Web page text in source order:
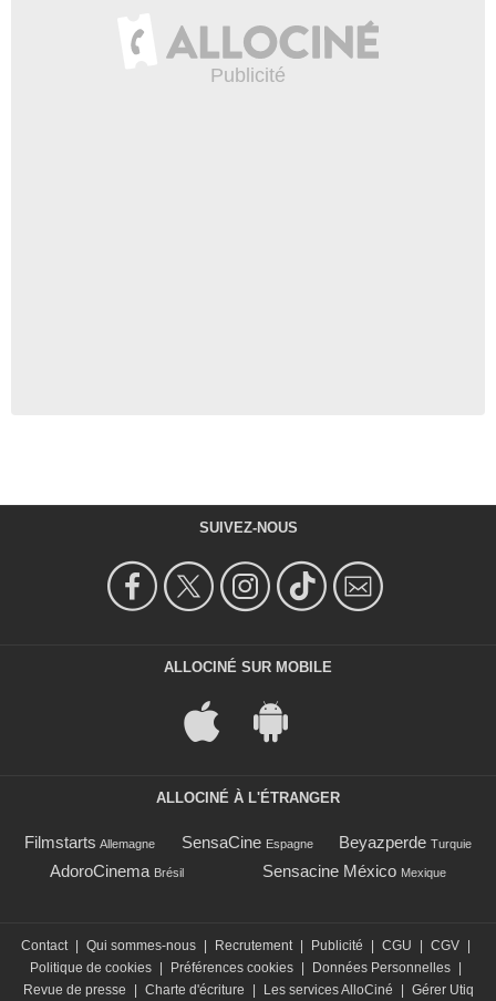
SUIVEZ-NOUS
ALLOCINÉ SUR MOBILE
ALLOCINÉ À L'ÉTRANGER
Filmstarts Allemagne SensaCine Espagne Beyazperde Turquie
AdoroCinema Brésil Sensacine México Mexique
Contact Qui sommes-nous Recrutement Publicité CGU CGV
Politique de cookies
Préférences cookies Données Personnelles
Revue de presse
Charte d'écriture Les services AlloCiné Gérer Utiq